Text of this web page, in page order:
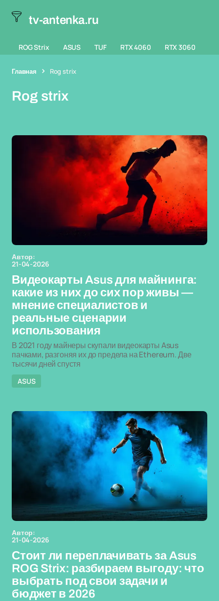
tv-antenka.ru
ROG Strix ASUS TUF RTX 4060 RTX 3060
Главная Rog strix
Rog strix
Автор:
21-04-2026
Видеокарты Asus для майнинга:
какие из них до сих пор живы —
мнение специалистов и
реальные сценарии
использования
В 2021 году майнеры скупали видеокарты Asus
пачками, разгоняя их до предела на Ethereum. Две
тысячи дней спустя
ASUS
Автор:
21-04-2026
Стоит ли переплачивать за Asus
ROG Strix: разбираем выгоду: что
выбрать под свои задачи и
бюджет в 2026